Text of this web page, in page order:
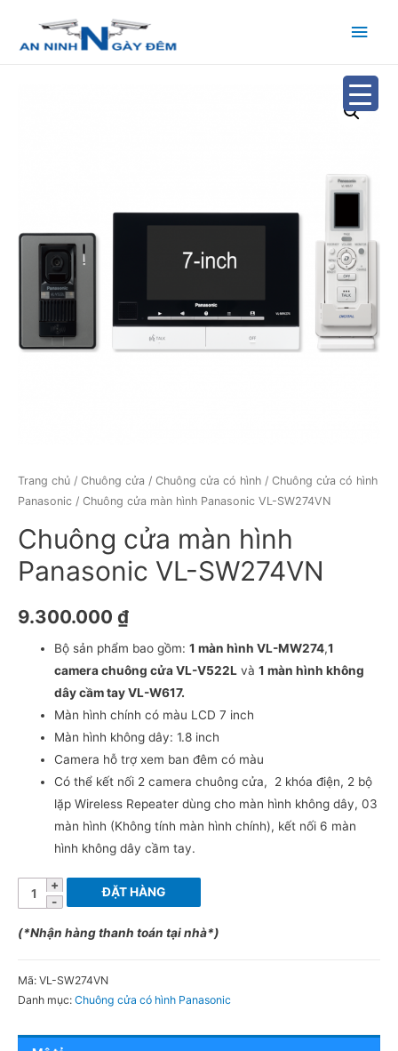
Main
Trang chủ / Chuông cửa / Chuông cửa có hình / Chuông cửa có hình
Panasonic / Chuông cửa màn hình Panasonic VL-SW274VN
Chuông cửa màn hình
Panasonic VL-SW274VN
9.300.000 ₫
Bộ sản phẩm bao gồm:1 màn hình VL-MW274,1
camera chuông cửa VL-V522L và1 màn hình không
dây cầm tay VL-W617.
Màn hình chính có màu LCD 7 inch
Màn hình không dây: 1.8 inch
Camera hỗ trợ xem ban đêm có màu
Có thể kết nối 2 camera chuông cửa, 2 khóa điện, 2 bộ
lặp Wireless Repeater dùng cho màn hình không dây, 03
màn hình (Không tính màn hình chính), kết nối 6 màn
hình không dây cầm tay.
Chuông
cửa
màn
Panasonic
VL-
ĐẶT HÀNG
(*Nhận hàng thanh toán tại nhà*)
Mã: VL-SW274VN
Danh mục: Chuông cửa có hình Panasonic